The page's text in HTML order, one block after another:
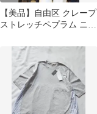
【美品】自由区 クレープ
ストレッチペプラム ニッ